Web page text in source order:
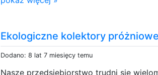
Ekologiczne kolektory próżniowe
Dodano: 8 lat 7 miesięcy temu
Nasze przedsiębiorstwo trudni się